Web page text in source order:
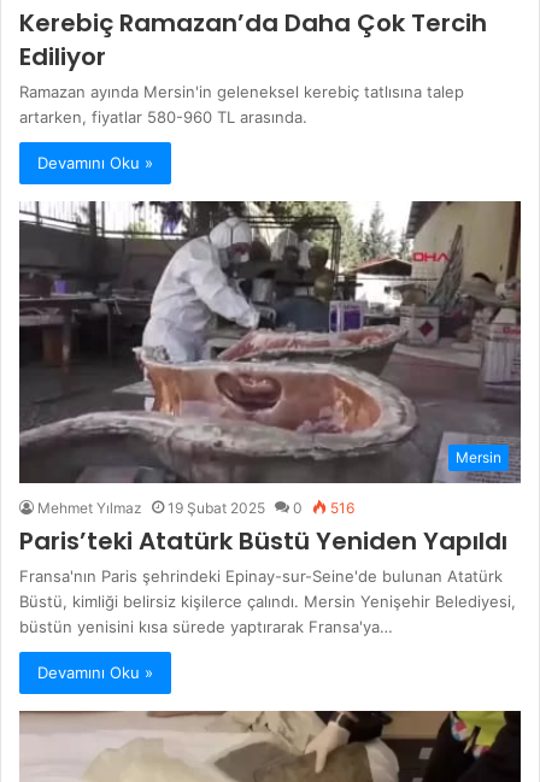
Kerebiç Ramazan’da Daha Çok Tercih
Ediliyor
Ramazan ayında Mersin'in geleneksel kerebiç tatlısına talep
artarken, fiyatlar 580-960 TL arasında.
Devamını Oku »
Mersin
Mehmet Yılmaz 19 Şubat 2025 0 516
Paris’teki Atatürk Büstü Yeniden Yapıldı
Fransa'nın Paris şehrindeki Epinay-sur-Seine'de bulunan Atatürk
Büstü, kimliği belirsiz kişilerce çalındı. Mersin Yenişehir Belediyesi,
büstün yenisini kısa sürede yaptırarak Fransa'ya…
Devamını Oku »